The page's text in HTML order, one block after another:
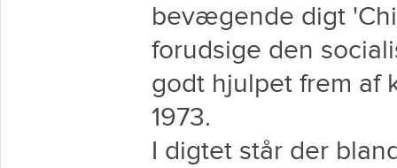
bevægende digt
forudsige den
godt hjulpet frem af
1973.
I digtet står der